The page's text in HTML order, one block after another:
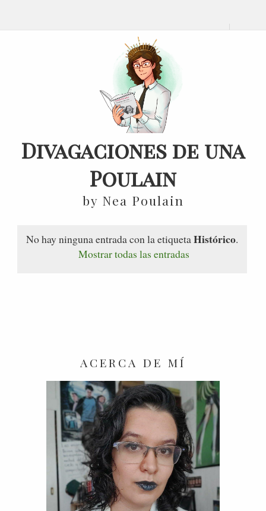
Divagaciones de una
Poulain
by Nea Poulain
No hay ninguna entrada con la etiquetaHistórico.
Mostrar todas las entradas
ACERCA DE MÍ